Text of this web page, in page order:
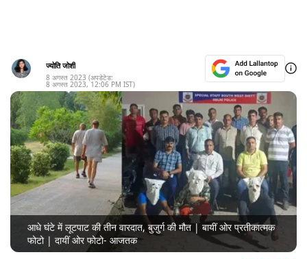
ज्योति जोशी
8 अगस्त 2023 (अपडेटेड:
8 अगस्त 2023, 12:06 PM IST)
आधे घंटे में लूटपाट की तीन वारदात, बुजुर्ग की मौत | बायीं ओर प्रतीकात्मक
फोटो | दायीं ओर फोटो- आजतक